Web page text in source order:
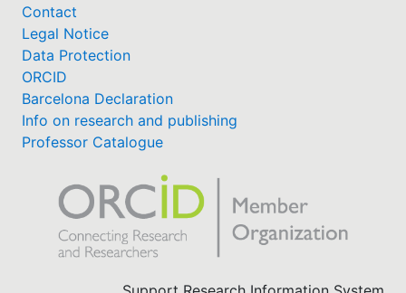
Contact
Legal Notice
Data Protection
ORCID
Barcelona Declaration
Info on research and publishing
Professor Catalogue